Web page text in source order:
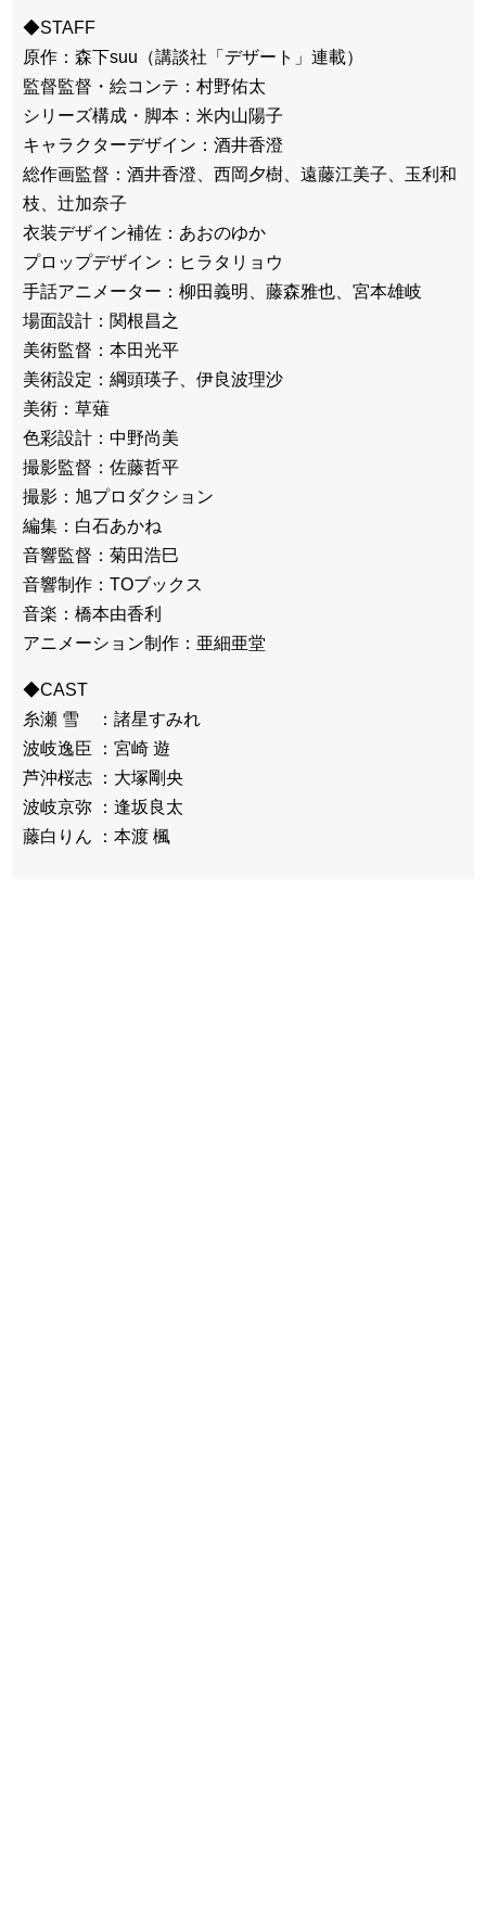
◆STAFF
原作：森下suu（講談社「デザート」連載）
監督監督・絵コンテ：村野佑太
シリーズ構成・脚本：米内山陽子
キャラクターデザイン：酒井香澄
総作画監督：酒井香澄、西岡夕樹、遠藤江美子、玉利和
枝、辻加奈子
衣装デザイン補佐：あおのゆか
プロップデザイン：ヒラタリョウ
手話アニメーター：柳田義明、藤森雅也、宮本雄岐
場面設計：関根昌之
美術監督：本田光平
美術設定：綱頭瑛子、伊良波理沙
美術：草薙
色彩設計：中野尚美
撮影監督：佐藤哲平
撮影：旭プロダクション
編集：白石あかね
音響監督：菊田浩巳
音響制作：TOブックス
音楽：橋本由香利
アニメーション制作：亜細亜堂
◆CAST
糸瀬 雪 ：諸星すみれ
波岐逸臣 ：宮崎 遊
芦沖桜志 ：大塚剛央
波岐京弥 ：逢坂良太
藤白りん ：本渡 楓